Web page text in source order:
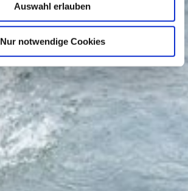
Auswahl erlauben
Nur notwendige Cookies